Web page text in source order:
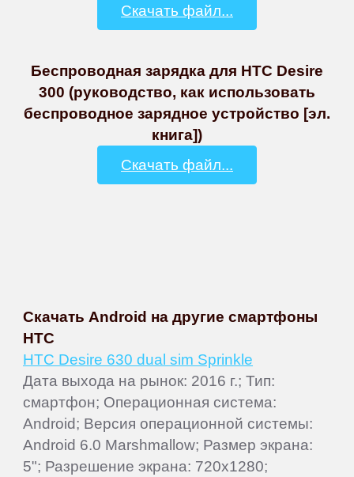
Скачать файл...
Беспроводная зарядка для HTC Desire
300 (руководство, как использовать
беспроводное зарядное устройство [эл.
книга])
Скачать файл...
Скачать Android на другие смартфоны
HTC
HTC Desire 630 dual sim Sprinkle
Дата выхода на рынок: 2016 г.; Тип:
смартфон; Операционная система:
Android; Версия операционной системы:
Android 6.0 Marshmallow; Размер экрана:
5"; Разрешение экрана: 720x1280;